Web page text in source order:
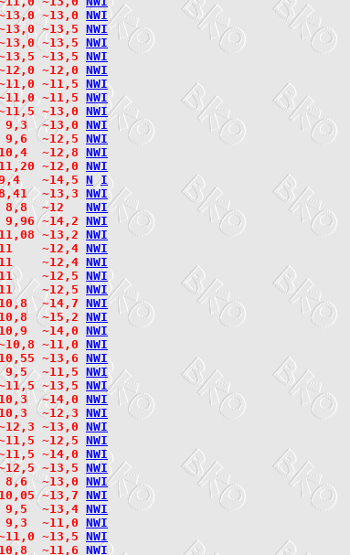
~13,0 NWI
~13,5 NWI
~13,5 NWI
~13,5 NWI
~12,0
NWI
~11,5
NWI
~11,5 NWI
~13,0
NWI
9,3  ~13,0 NWI
9,6  ~12,5 NWI
~12,8 NWI
~12,0 NWI
~14,5 N I
~13,3 NWI
8,8  ~12 NWI
~14,2 NWI
~13,2 NWI
~12,4 NWI
11    ~12,4 NWI
~12,5 NWI
~12,5 NWI
~14,7 NWI
~15,2 NWI
~14,0 NWI
~11,0
NWI
~13,6 NWI
9,5  ~11,5 NWI
~13,5 NWI
~14,0 NWI
~12,3 NWI
~13,0 NWI
~12,5 NWI
~14,0 NWI
~13,5 NWI
~13,0 NWI
~13,7 NWI
9,5  ~13,4 NWI
9,3  ~11,0 NWI
~13,5 NWI
~11,6 NWI